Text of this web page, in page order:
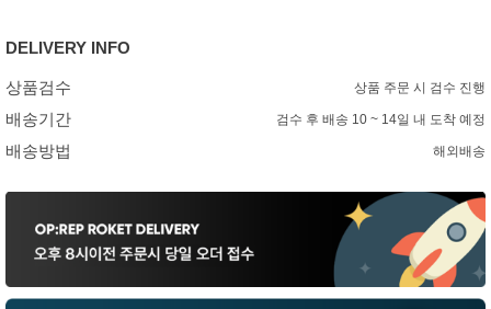
DELIVERY INFO
상품검수 상품 주문 시 검수 진행
배송기간 검수 후 배송 10 ~ 14일 내 도착 예정
배송방법 해외배송